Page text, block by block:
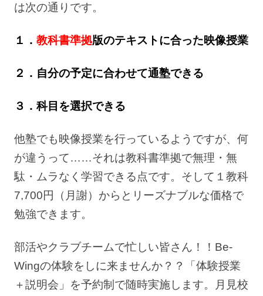
は次の通りです。
１． 教科書準拠版のテキストに合った映像授業
２．自分の予定に合わせて通塾できる
３．科目を選択できる
他塾でも映像授業を行っているようですが、何
が違うって……それは教科書準拠で無理・無
駄・ムラなく学習できる点です。そして１教科
7,700円（月謝）からとリーズナブルな価格で
勉強できます。
部活やクラブチームで忙しい皆さん！！Be-
Wingの体験をしに来ませんか？？「体験授業
＋説明会」を予約制で随時実施します。月見校